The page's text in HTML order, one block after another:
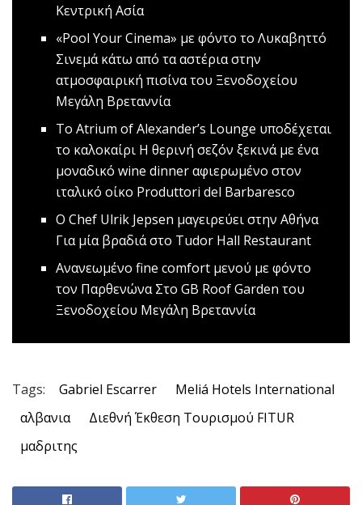
Κεντρική Ασία
«Pool Your Cinema» με φόντο το Λυκαβηττό
Σινεμά κάτω από τα αστέρια στην
ατμοσφαιρική πισίνα του Ξενοδοχείου
Μεγάλη Βρεταννία
To Atrium of Alexander’s Lounge υποδέχεται
το καλοκαίρι Η θερινή σεζόν ξεκινά με ένα
μοναδικό wine dinner αφιερωμένο στον
ιταλικό οίκο Produttori del Barbaresco
Ο Chef Ulrik Jepsen μαγειρεύει στην Αθήνα
Για μία βραδιά στο Tudor Hall Restaurant
Ανανεωμένο fine comfort μενού με φόντο
τον ΠαρθενώναΣτο GB Roof Garden του
Ξενοδοχείου Μεγάλη Βρεταννία
Tags: Gabriel Escarrer
Meliá Hotels International
αλβανια
Διεθνή Έκθεση Τουρισμού FITUR
μαδριτης